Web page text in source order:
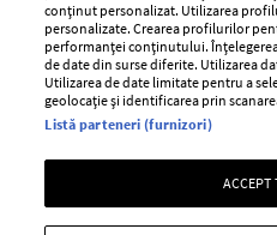
Baby
Retete
Pariază responsabil! Decizia
Jocurile de noroc
Copyright © 2026
conținut personalizat. Utilizarea
personalizate. Crearea profilurilor
performanței conținutului.
de date din surse diferite. Utilizarea
Utilizarea de date limitate pentru a
geolocație și identificarea prin
Listă parteneri (furnizori)
ACCEPT